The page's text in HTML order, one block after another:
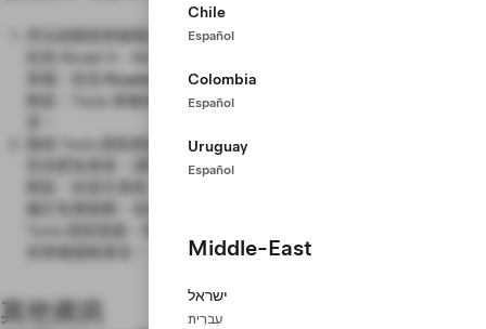
Chile
Español
Colombia
Español
Uruguay
Español
Middle-East
ישראל
עִברִית
Roadster
，請關閉車輛電源並拔出車匙。
：Tesla 車輛為電動車輛，即使傳動系統啟動時亦不會產生噪
若為緊急事故，請致電 999 聯絡當地緊急服務。
其他資訊